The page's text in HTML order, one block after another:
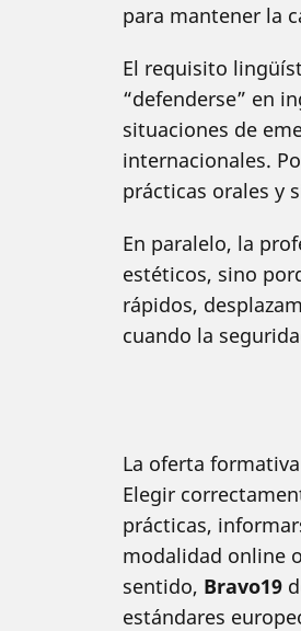
para mantener la
El requisito
“defenderse” en
situaciones de
internacionales.
prácticas orales y
En paralelo, la
estéticos, sino
rápidos,
cuando la
La oferta
Elegir
prácticas,
modalidad online
sentido, Bravo19
estándares